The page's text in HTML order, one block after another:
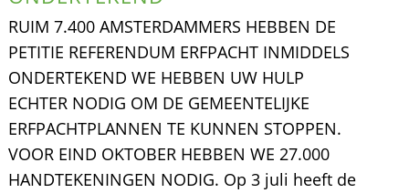
RUIM 7.400 AMSTERDAMMERS HEBBEN DE
PETITIE REFERENDUM ERFPACHT INMIDDELS
ONDERTEKEND WE HEBBEN UW HULP
ECHTER NODIG OM DE GEMEENTELIJKE
ERFPACHTPLANNEN TE KUNNEN STOPPEN.
VOOR EIND OKTOBER HEBBEN WE 27.000
HANDTEKENINGEN NODIG. Op 3 juli heeft de